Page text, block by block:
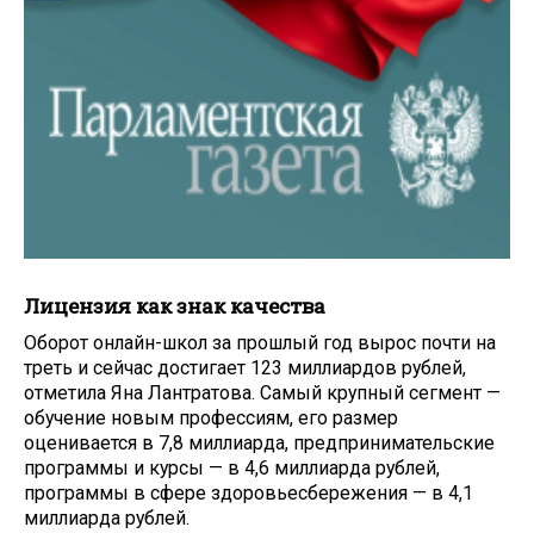
Лицензия как знак качества
Оборот онлайн-школ за прошлый год вырос почти на
треть и сейчас достигает 123 миллиардов рублей,
отметила Яна Лантратова. Самый крупный сегмент —
обучение новым профессиям, его размер
оценивается в 7,8 миллиарда, предпринимательские
программы и курсы — в 4,6 миллиарда рублей,
программы в сфере здоровьесбережения — в 4,1
миллиарда рублей.